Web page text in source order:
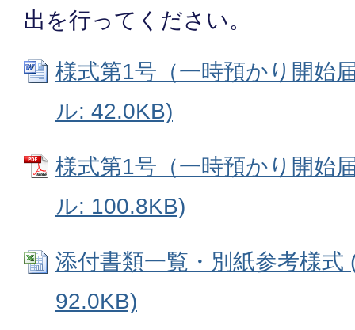
出を行ってください。
様式第1号（一時預かり開始
ル: 42.0KB)
様式第1号（一時預かり開始
ル: 100.8KB)
添付書類一覧・別紙参考様式
92.0KB)